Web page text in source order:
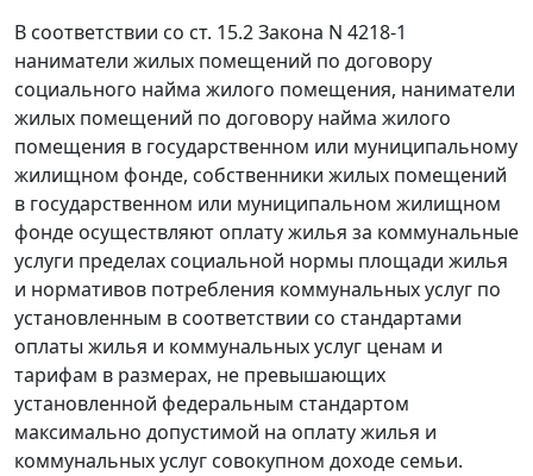
В соответствии со ст. 15.2Закона N 4218-1
наниматели жилых помещений по договору
социального найма жилого помещения, наниматели
жилых помещений по договору найма жилого
помещения в государственном или муниципальному
жилищном фонде, собственники жилых помещений
в государственном или муниципальном жилищном
фонде осуществляют оплату жилья за коммунальные
услуги пределах социальной нормы площади жилья
и нормативов потребления коммунальных услуг по
установленным в соответствии со стандартами
оплаты жилья и коммунальных услуг ценам и
тарифам в размерах, не превышающих
установленной федеральным стандартом
максимально допустимой на оплату жилья и
коммунальных услуг совокупном доходе семьи.